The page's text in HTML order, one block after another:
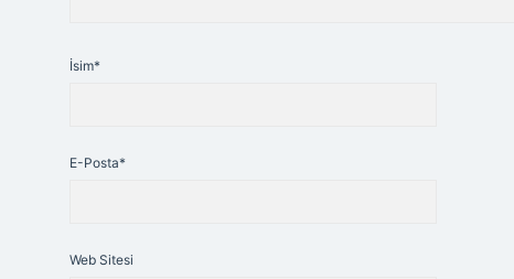
İsim*
E-Posta*
Web Sitesi